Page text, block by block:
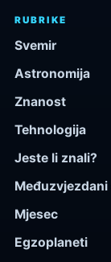
RUBRIKE
Svemir
Astronomija
Znanost
Tehnologija
Jeste li znali?
Mjesec
Egzoplaneti